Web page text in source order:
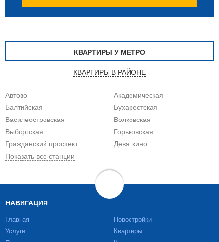
КВАРТИРЫ У МЕТРО
КВАРТИРЫ В РАЙОНЕ
Автово
Академическая
Балтийская
Бухарестская
Василеостровская
Волковская
Выборгская
Горьковская
Гражданский проспект
Девяткино
Показать все станции
НАВИГАЦИЯ
Главная
Услуги
Новостройки
Квартиры